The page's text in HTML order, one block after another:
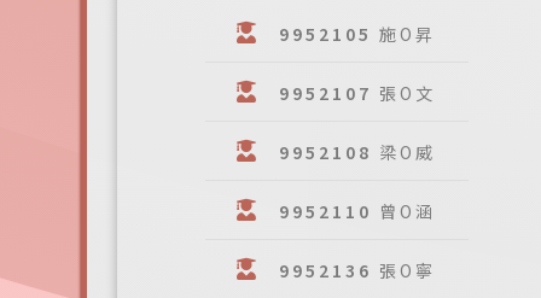
9952105 施O昇
9952107 張O文
9952108 梁O威
9952110 曾O涵
9952136 張O寧